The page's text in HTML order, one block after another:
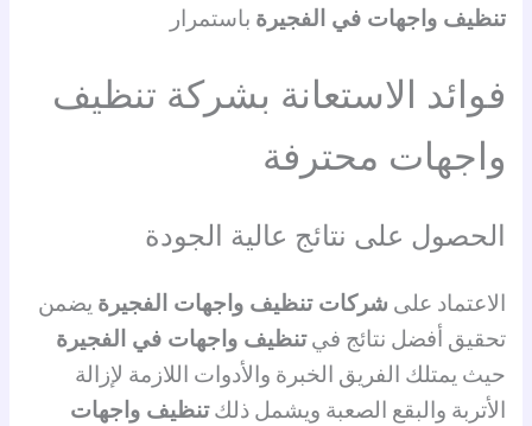
تنظيف واجهات في الفجيرة باستمرار
فوائد الاستعانة بشركة تنظيف
واجهات محترفة
الحصول على نتائج عالية الجودة
الاعتماد على شركات تنظيف واجهات الفجيرة يضمن
تحقيق أفضل نتائج فيتنظيف واجهات في الفجيرة
حيث يمتلك الفريق الخبرة والأدوات اللازمة لإزالة
الأتربة والبقع الصعبة ويشمل ذلكتنظيف واجهات